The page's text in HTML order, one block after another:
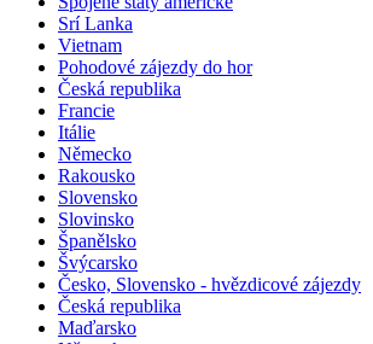
Srí Lanka
Vietnam
Pohodové zájezdy do hor
Česká republika
Francie
Itálie
Německo
Rakousko
Slovensko
Slovinsko
Španělsko
Švýcarsko
Česko, Slovensko - hvězdicové zájezdy
Česká republika
Maďarsko